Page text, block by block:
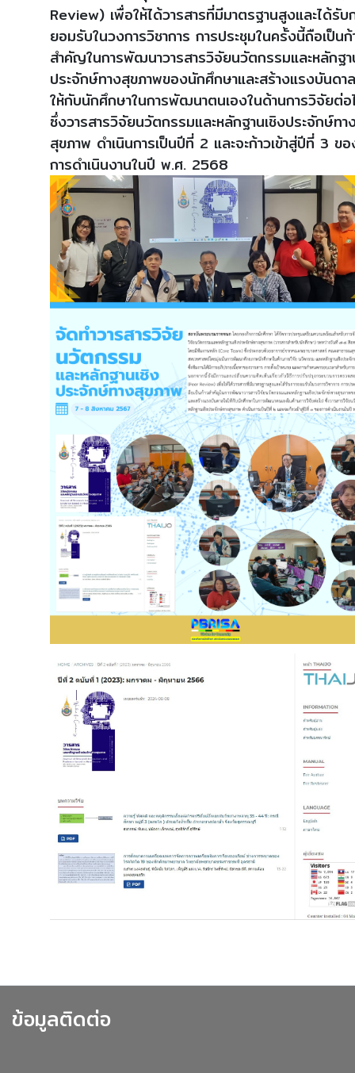
Review) เพื่อให้ได้วารสารที่มีมาตรฐานสูงและได้รับ
ยอมรับในวงการวิชาการ การประชุมในครั้งนี้ถือเป็นก้
สำคัญในการพัฒนาวารสารวิจัยนวัตกรรมและหลักฐา
ประจักษ์ทางสุขภาพของนักศึกษาและสร้างแรงบันดา
ให้กับนักศึกษาในการพัฒนาตนเองในด้านการวิจัยต่อ
ซึ่งวารสารวิจัยนวัตกรรมและหลักฐานเชิงประจักษ์ทา
สุขภาพ ดำเนินการเป็นปีที่ 2 และจะก้าวเข้าสู่ปีที่ 3 ข
การดำเนินงานในปี พ.ศ. 2568
ข้อมูลติดต่อ